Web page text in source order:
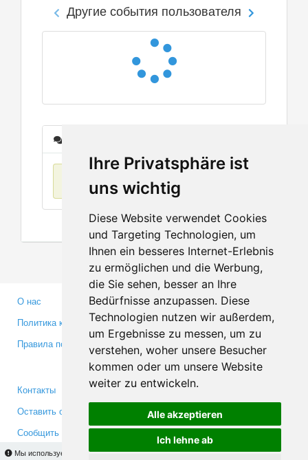
Ihre Privatsphäre ist
uns wichtig
Diese Website verwendet Cookies
und Targeting Technologien, um
Ihnen ein besseres Internet-Erlebnis
zu ermöglichen und die Werbung,
die Sie sehen, besser an Ihre
Bedürfnisse anzupassen. Diese
Technologien nutzen wir außerdem,
um Ergebnisse zu messen, um zu
verstehen, woher unsere Besucher
kommen oder um unsere Website
weiter zu entwickeln.
Alle akzeptieren
Ich lehne ab
Мы используем cookies для того, чтобы Вы могли использовать весь функционал
Другие события пользователя
О нас
Политика конфиденциальности
Правила пользования
Партнерам
Инвесторам
Медиа
Контакты
Оставить отзыв
Сообщить об ошибке
Facebook
Twitter
YouTube
Google+